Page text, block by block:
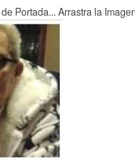
Portada...Arrastra la